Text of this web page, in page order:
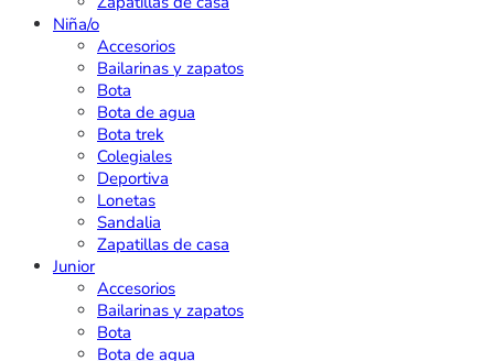
Niña/o
Accesorios
Bailarinas y zapatos
Bota
Bota de agua
Bota trek
Colegiales
Deportiva
Lonetas
Sandalia
Zapatillas de casa
Junior
Accesorios
Bailarinas y zapatos
Bota
Bota de agua